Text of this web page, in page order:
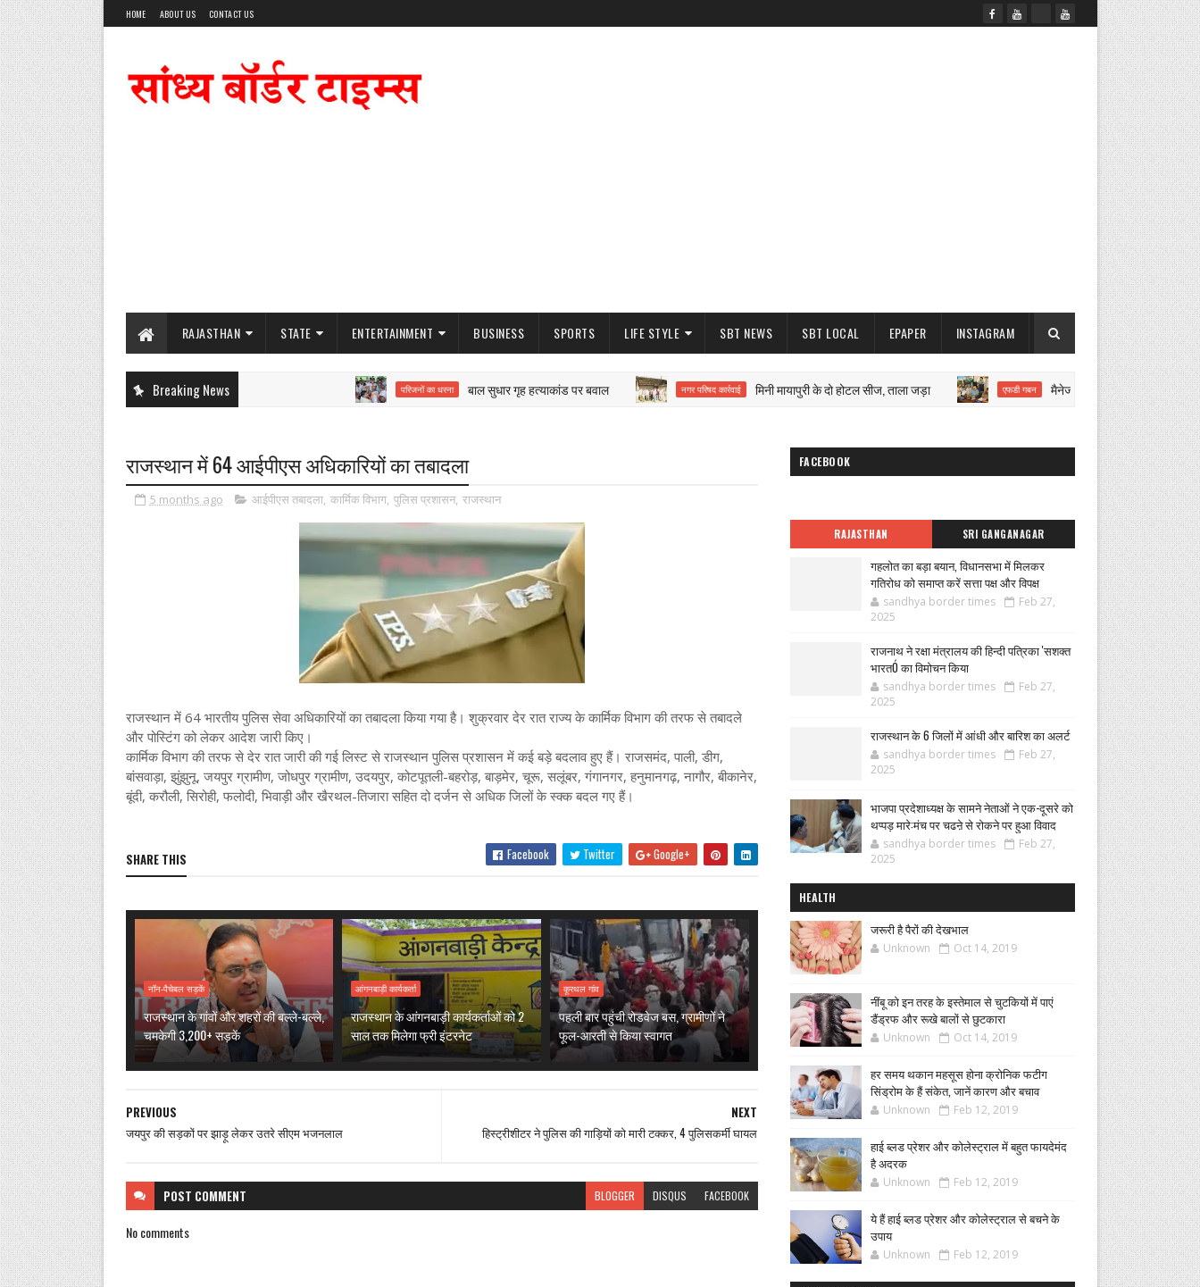
HOME ABOUT US CONTACT US
RAJASTHAN STATE ENTERTAINMENT BUSINESS SPORTS LIFE STYLE SBT NEWS SBT LOCAL EPAPER INSTAGRAM
Breaking News परिजनों का धरना बाल सुधार गृह हत्याकांड पर बवाल नगर परिषद कार्रवाई मिनी मायापुरी के दो होटल सीज, ताला जड़ा एफडी गबन मैनेजर पर किसानों के लाखों रुपये हड़पने
राजस्थान में 64 आईपीएस अधिकारियों का तबादला
5 months ago आईपीएस तबादला, कार्मिक विभाग, पुलिस प्रशासन, राजस्थान
राजस्थान में 64 भारतीय पुलिस सेवा अधिकारियों का तबादला किया गया है। शुक्रवार देर रात राज्य के कार्मिक विभाग की तरफ से तबादले
और पोस्टिंग को लेकर आदेश जारी किए।
कार्मिक विभाग की तरफ से देर रात जारी की गई लिस्ट से राजस्थान पुलिस प्रशासन में कई बड़े बदलाव हुए हैं। राजसमंद, पाली, डीग,
बांसवाड़ा, झुंझुनू, जयपुर ग्रामीण, जोधपुर ग्रामीण, उदयपुर, कोटपूतली-बहरोड़, बाड़मेर, चूरू, सलूंबर, गंगानगर, हनुमानगढ़, नागौर, बीकानेर,
बूंदी, करौली, सिरोही, फलोदी, भिवाड़ी और खैरथल-तिजारा सहित दो दर्जन से अधिक जिलों के स्क्क बदल गए हैं।
SHARE THIS Facebook Twitter Google+
नॉन-पैचेबल सड़कें
राजस्थान के गांवों और शहरों की बल्ले-बल्ले,
चमकेगी 3,200+ सड़कें
आंगनबाड़ी कार्यकर्ता
राजस्थान के आंगनबाड़ी कार्यकर्ताओं को 2
साल तक मिलेगा फ्री इंटरनेट
कूरथल गांव
पहली बार पहुंची रोडवेज बस, ग्रामीणों ने
फूल-आरती से किया स्वागत
NEXT
हिस्ट्रीशीटर ने पुलिस की गाड़ियों को मारी टक्कर, 4 पुलिसकर्मी घायल
PREVIOUS
जयपुर की सड़कों पर झाड़ू लेकर उतरे सीएम भजनलाल
POST COMMENT BLOGGER DISQUS FACEBOOK
No comments
FACEBOOK
RAJASTHAN SRI GANGANAGAR
गहलोत का बड़ा बयान, विधानसभा में मिलकर
गतिरोध को समाप्त करें सत्ता पक्ष और विपक्ष
sandhya border times
Feb 27,
2025
राजनाथ ने रक्षा मंत्रालय की हिन्दी पत्रिका 'सशक्त
भारतÓ का विमोचन किया
sandhya border times
Feb 27,
2025
राजस्थान के 6 जिलों में आंधी और बारिश का अलर्ट
sandhya border times
Feb 27,
2025
भाजपा प्रदेशाध्यक्ष के सामने नेताओं ने एक-दूसरे को
थप्पड़ मारे:मंच पर चढऩे से रोकने पर हुआ विवाद
sandhya border times
Feb 27,
2025
HEALTH
जरूरी है पैरों की देखभाल
Unknown Oct 14, 2019
नींबू को इन तरह के इस्तेमाल से चुटकियों में पाएं
डैंड्रफ और रूखे बालों से छुटकारा
Unknown Oct 14, 2019
हर समय थकान महसूस होना क्रोनिक फटीग
सिंड्रोम के हैं संकेत, जानें कारण और बचाव
Unknown Feb 12, 2019
हाई ब्लड प्रेशर और कोलेस्ट्राल में बहुत फायदेमंद
है अदरक
Unknown Feb 12, 2019
ये हैं हाई ब्लड प्रेशर और कोलेस्ट्राल से बचने के
उपाय
Unknown Feb 12, 2019